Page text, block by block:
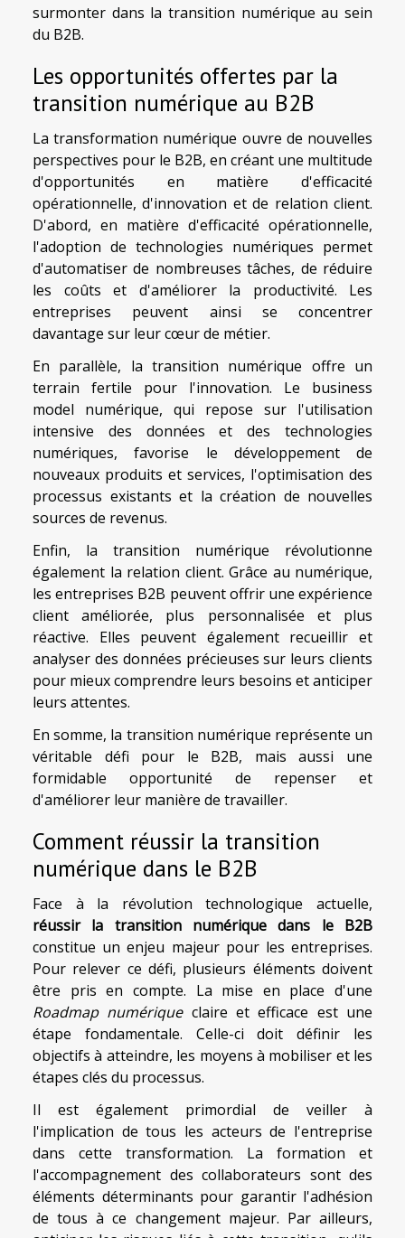
surmonter dans la transition numérique au sein
du B2B.
Les opportunités offertes par la
transition numérique au B2B
La transformation numérique ouvre de nouvelles
perspectives pour le B2B, en créant une multitude
d'opportunités en matière d'efficacité
opérationnelle, d'innovation et de relation client.
D'abord, en matière d'efficacité opérationnelle,
l'adoption de technologies numériques permet
d'automatiser de nombreuses tâches, de réduire
les coûts et d'améliorer la productivité. Les
entreprises peuvent ainsi se concentrer
davantage sur leur cœur de métier.
En parallèle, la transition numérique offre un
terrain fertile pour l'innovation. Le business
model numérique, qui repose sur l'utilisation
intensive des données et des technologies
numériques, favorise le développement de
nouveaux produits et services, l'optimisation des
processus existants et la création de nouvelles
sources de revenus.
Enfin, la transition numérique révolutionne
également la relation client. Grâce au numérique,
les entreprises B2B peuvent offrir une expérience
client améliorée, plus personnalisée et plus
réactive. Elles peuvent également recueillir et
analyser des données précieuses sur leurs clients
pour mieux comprendre leurs besoins et anticiper
leurs attentes.
En somme, la transition numérique représente un
véritable défi pour le B2B, mais aussi une
formidable opportunité de repenser et
d'améliorer leur manière de travailler.
Comment réussir la transition
numérique dans le B2B
Face à la révolution technologique actuelle,
réussir la transition numérique dans le B2B
constitue un enjeu majeur pour les entreprises.
Pour relever ce défi, plusieurs éléments doivent
être pris en compte. La mise en place d'une
Roadmap numériqueclaire et efficace est une
étape fondamentale. Celle-ci doit définir les
objectifs à atteindre, les moyens à mobiliser et les
étapes clés du processus.
Il est également primordial de veiller à
l'implication de tous les acteurs de l'entreprise
dans cette transformation. La formation et
l'accompagnement des collaborateurs sont des
éléments déterminants pour garantir l'adhésion
de tous à ce changement majeur. Par ailleurs,